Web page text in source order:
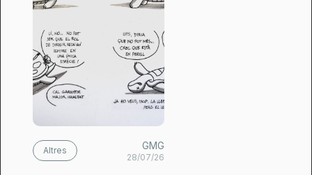
Altres GMG
28/07/26